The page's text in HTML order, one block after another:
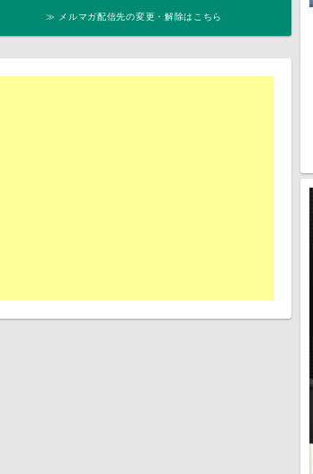
≫ メルマガ配信先の変更・解除はこちら